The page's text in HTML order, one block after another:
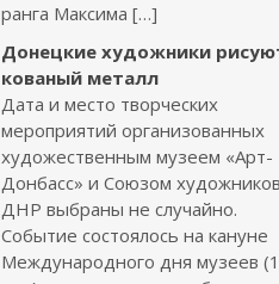
ранга Максима […]
Донецкие художники
кованый металл
Дата и место творческих
мероприятий организованных
художественным музеем «Арт-
Донбасс» и Союзом художников
ДНР выбраны не случайно.
Событие состоялось на кануне
Международного дня музеев